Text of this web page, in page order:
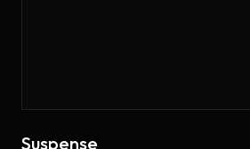
Suspense